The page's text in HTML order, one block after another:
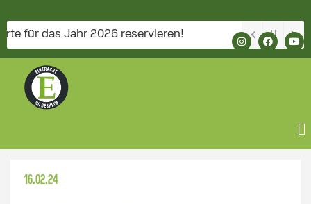
das Jahr 2026 reservieren!
16.02.24